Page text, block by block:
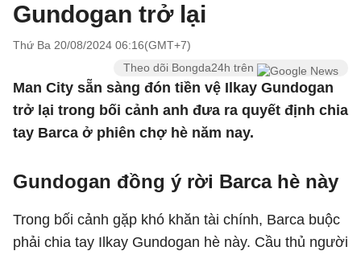
Gundogan trở lại
Thứ Ba 20/08/2024 06:16(GMT+7)
Theo dõi Bongda24h trên
Man City sẵn sàng đón tiền vệ Ilkay Gundogan
trở lại trong bối cảnh anh đưa ra quyết định chia
tay Barca ở phiên chợ hè năm nay.
Gundogan đồng ý rời Barca hè này
Trong bối cảnh gặp khó khăn tài chính, Barca buộc
phải chia tay Ilkay Gundogan hè này. Cầu thủ người